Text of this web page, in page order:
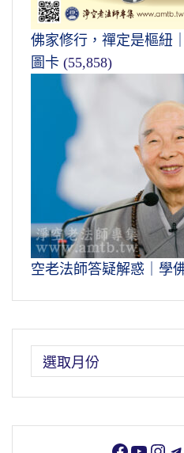
佛家修行，禪定是樞紐
圖卡 (55,858)
空老法師答疑解惑｜學